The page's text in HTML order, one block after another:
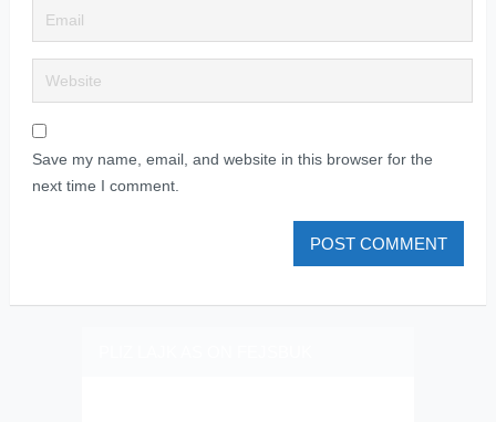
Save my name, email, and website in this browser for the
next time I comment.